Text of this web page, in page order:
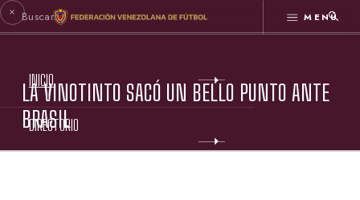
MENÚ
INICIO
DIRECTORIO
LA VINOTINTO SACÓ UN BELLO PUNTO ANTE
BRASIL